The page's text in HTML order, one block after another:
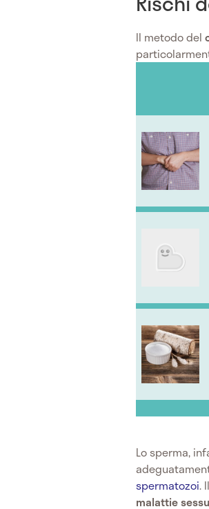
Il metodo del
Lo sperma,
spermatozoi.
malattie